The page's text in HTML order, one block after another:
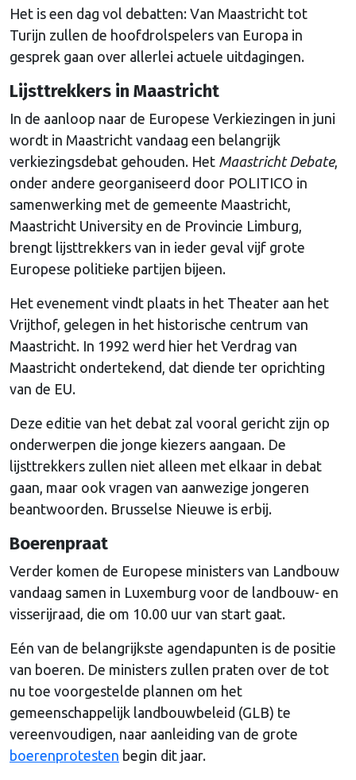
Het is een dag vol debatten: Van Maastricht tot
Turijn zullen de hoofdrolspelers van Europa in
gesprek gaan over allerlei actuele uitdagingen.
Lijsttrekkers in Maastricht
In de aanloop naar de Europese Verkiezingen in juni
wordt in Maastricht vandaag een belangrijk
verkiezingsdebat gehouden. Het Maastricht Debate,
onder andere georganiseerd door POLITICO in
samenwerking met de gemeente Maastricht,
Maastricht University en de Provincie Limburg,
brengt lijsttrekkers van in ieder geval vijf grote
Europese politieke partijen bijeen.
Het evenement vindt plaats in het Theater aan het
Vrijthof, gelegen in het historische centrum van
Maastricht. In 1992 werd hier het Verdrag van
Maastricht ondertekend, dat diende ter oprichting
van de EU.
Deze editie van het debat zal vooral gericht zijn op
onderwerpen die jonge kiezers aangaan. De
lijsttrekkers zullen niet alleen met elkaar in debat
gaan, maar ook vragen van aanwezige jongeren
beantwoorden. Brusselse Nieuwe is erbij.
Boerenpraat
Verder komen de Europese ministers van Landbouw
vandaag samen in Luxemburg voor de landbouw- en
visserijraad, die om 10.00 uur van start gaat.
Eén van de belangrijkste agendapunten is de positie
van boeren. De ministers zullen praten over de tot
nu toe voorgestelde plannen om het
gemeenschappelijk landbouwbeleid (GLB) te
vereenvoudigen, naar aanleiding van de grote
boerenprotesten begin dit jaar.